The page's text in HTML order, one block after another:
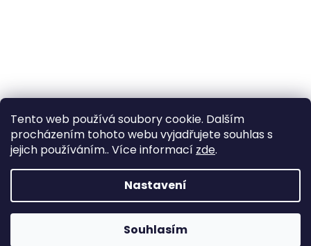
Tento web používá soubory cookie. Dalším
procházením tohoto webu vyjadřujete souhlas s
jejich používáním.. Více informací zde.
Nastavení
Souhlasím
Vytvořil Shoptet
Copyright 2026YachtNet shop. Všechna práva
vyhrazena.